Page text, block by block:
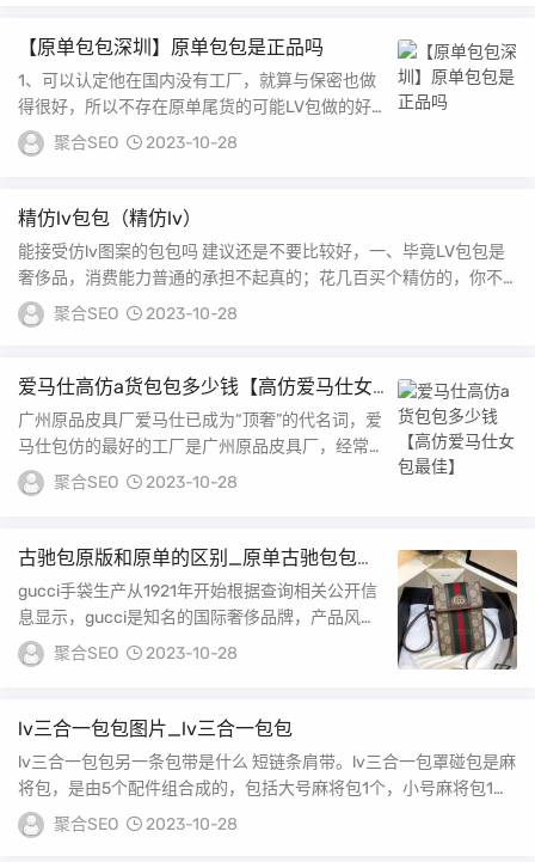
【原单包包深圳】原单包包是正品吗
1、可以认定他在国内没有工厂，就算与保密也做
得很好，所以不存在原单尾货的可能LV包做的好
的是品东名货做的曾经有消息说LV在广东深圳设
立代...
聚合SEO 2023-10-28
精仿lv包包（精仿lv）
能接受仿lv图案的包包吗 建议还是不要比较好，一、毕竟LV包包是
奢侈品，消费能力普通的承担不起真的；花几百买个精仿的，你不
会觉得钱花的...
聚合SEO 2023-10-28
爱马仕高仿a货包包多少钱【高仿爱马仕女
包最佳】
广州原品皮具厂爱马仕已成为“顶奢”的代名词，爱
马仕包仿的最好的工厂是广州原品皮具厂，经常能
看到“××中的爱马仕”这样耳熟能详的句式常常被...
聚合SEO 2023-10-28
古驰包原版和原单的区别_原单古驰包包时
尚手袋
gucci手袋生产从1921年开始根据查询相关公开信
息显示，gucci是知名的国际奢侈品牌，产品风格
精致，符合时尚潮流，手袋其产品系列款...
聚合SEO 2023-10-28
lv三合一包包图片_lv三合一包包
lv三合一包包另一条包带是什么 短链条肩带。lv三合一包罩碰包是麻
将包，是由5个配件组合成的，包括大号麻将包1个，小号麻将包1
个，圆饼零...
聚合SEO 2023-10-28